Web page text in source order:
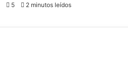
5 2 minutos leídos